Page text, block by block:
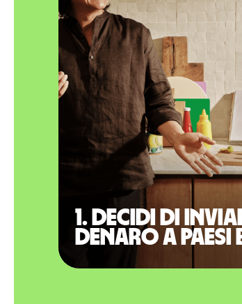
1. Decidi di
denaro a Paesi